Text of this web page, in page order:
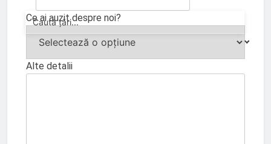
Ce ai auzit despre noi?
Alte detalii